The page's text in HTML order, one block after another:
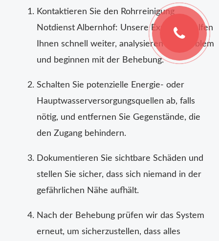
Kontaktieren Sie den Rohrreinigung
Notdienst Albernhof: Unsere Experten helfen
Ihnen schnell weiter, analysieren das Problem
und beginnen mit der Behebung.
Schalten Sie potenzielle Energie- oder
Hauptwasserversorgungsquellen ab, falls
nötig, und entfernen Sie Gegenstände, die
den Zugang behindern.
Dokumentieren Sie sichtbare Schäden und
stellen Sie sicher, dass sich niemand in der
gefährlichen Nähe aufhält.
Nach der Behebung prüfen wir das System
erneut, um sicherzustellen, dass alles